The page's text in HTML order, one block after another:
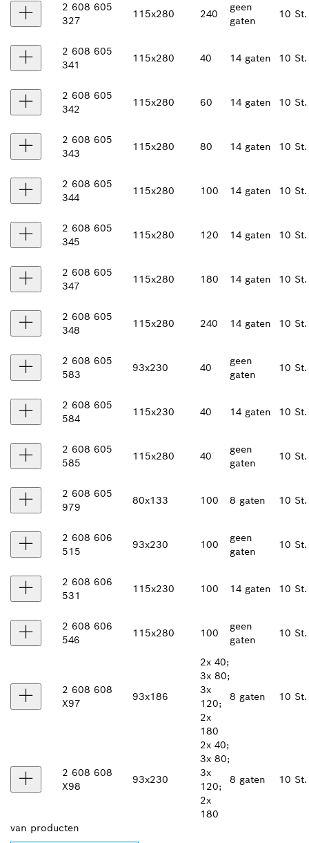
2 608 605
327
115x280 240
geen
gaten
10 St.
2 608 605
341
115x280 40 14 gaten 10 St.
2 608 605
342
115x280 60 14 gaten 10 St.
2 608 605
343
115x280 80 14 gaten 10 St.
2 608 605
344
115x280 100 14 gaten 10 St.
2 608 605
345
115x280 120 14 gaten 10 St.
2 608 605
347
115x280 180 14 gaten 10 St.
2 608 605
348
115x280 240 14 gaten 10 St.
2 608 605
583
93x230 40
geen
gaten
10 St.
2 608 605
584
115x230 40 14 gaten 10 St.
2 608 605
585
115x280 40
geen
gaten
10 St.
2 608 605
979
80x133 100 8 gaten 10 St.
2 608 606
515
93x230 100
geen
gaten
10 St.
2 608 606
531
115x230 100 14 gaten 10 St.
2 608 606
546
115x280 100
geen
gaten
10 St.
2 608 608
X97
93x186
2x 40;
3x 80;
3x
120;
2x
180
8 gaten 10 St.
2 608 608
X98
93x230
2x 40;
3x 80;
3x
120;
2x
180
8 gaten 10 St.
van producten